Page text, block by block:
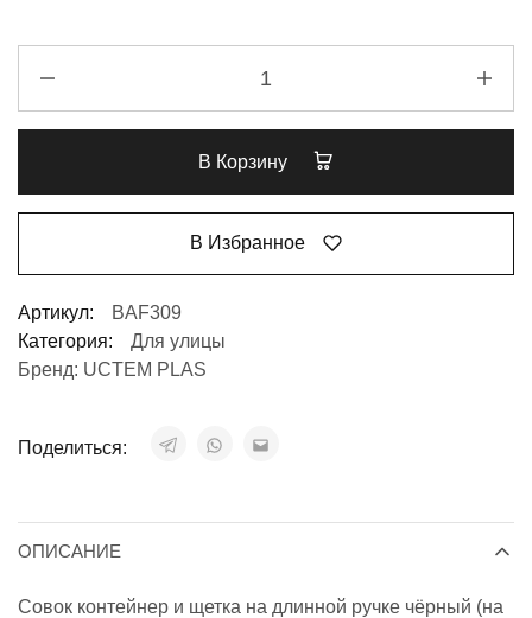
В Корзину
В Избранное
Артикул:
BAF309
Категория:
Для улицы
Бренд: UCTEM PLAS
Поделиться:
ОПИСАНИЕ
Совок контейнер и щетка на длинной ручке чёрный (на